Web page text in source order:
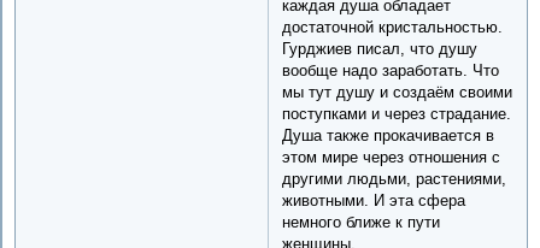
каждая душа обладает
достаточной кристальностью.
Гурджиев писал, что душу
вообще надо заработать. Что
мы тут душу и создаём своими
поступками и через страдание.
Душа также прокачивается в
этом мире через отношения с
другими людьми, растениями,
животными. И эта сфера
немного ближе к пути
женщины.